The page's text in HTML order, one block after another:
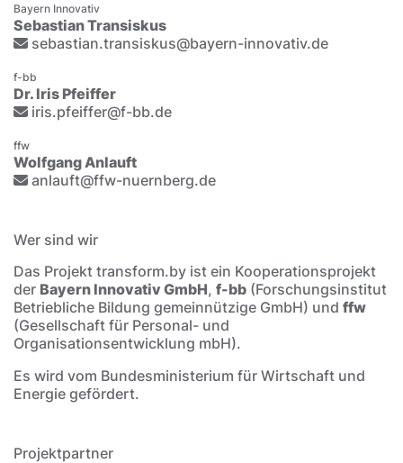
Bayern Innovativ
Sebastian Transiskus
sebastian.transiskus@bayern-innovativ.de
f-bb
Dr. Iris Pfeiffer
iris.pfeiffer@f-bb.de
ffw
Wolfgang Anlauft
anlauft@ffw-nuernberg.de
Wer sind wir
Das Projekt transform.by ist ein Kooperationsprojekt
der Bayern Innovativ GmbH, f-bb (Forschungsinstitut
Betriebliche Bildung gemeinnützige GmbH) und ffw
(Gesellschaft für Personal- und
Organisationsentwicklung mbH).
Es wird vom Bundesministerium für Wirtschaft und
Energie gefördert.
Projektpartner